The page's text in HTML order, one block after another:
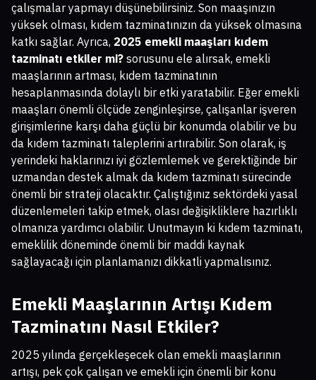
çalışmalar yapmayı düşünebilirsiniz. Son maaşınızın
yüksek olması, kıdem tazminatınızın da yüksek olmasına
katkı sağlar. Ayrıca, 2025 emekli maaşları kıdem
tazminatı etkiler mi? sorusunu ele alırsak, emekli
maaşlarının artması, kıdem tazminatının
hesaplanmasında dolaylı bir etki yaratabilir. Eğer emekli
maaşları önemli ölçüde zenginleşirse, çalışanlar işveren
girişimlerine karşı daha güçlü bir konumda olabilir ve bu
da kıdem tazminatı taleplerini artırabilir. Son olarak, iş
yerindeki haklarınızı iyi gözlemlemek ve gerektiğinde bir
uzmandan destek almak da kıdem tazminatı sürecinde
önemli bir strateji olacaktır. Çalıştığınız sektördeki yasal
düzenlemeleri takip etmek, olası değişikliklere hazırlıklı
olmanıza yardımcı olabilir. Unutmayın ki kıdem tazminatı,
emeklilik döneminde önemli bir maddi kaynak
sağlayacağı için planlamanızı dikkatli yapmalısınız.
Emekli Maaşlarının Artışı Kıdem
Tazminatını Nasıl Etkiler?
2025 yılında gerçekleşecek olan emekli maaşlarının
artışı, pek çok çalışan ve emekli için önemli bir konu